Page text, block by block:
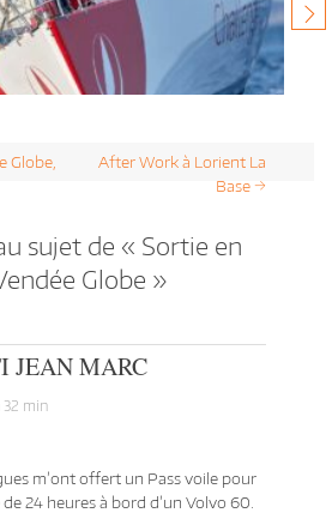
MANAGERS OU VOTRE CODIR
PARLE ? MAIS POUR SUIVRE LE VENDÉE
MONDE !… UNE FORMATION « LEADERSHIP
DANS LES
Globe,
After Work à Lorient La
Base→
sujet de « Sortie en
Globe »
JEAN MARC
min
m’ont offert un Pass voile pour
24 heures à bord d’un Volvo 60.